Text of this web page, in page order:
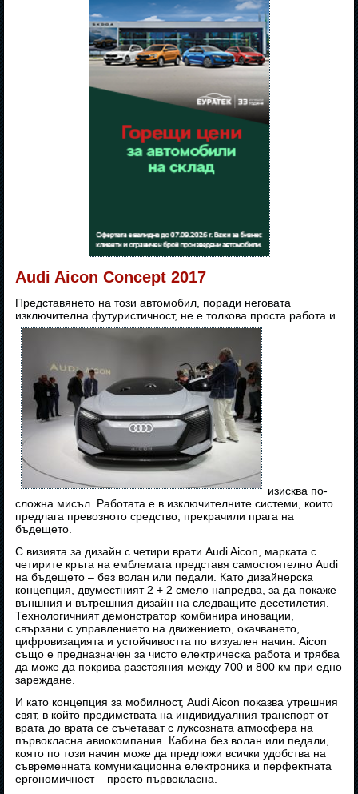
Audi Aicon Concept 2017
Представянето на този автомобил, поради неговата
изключителна футуристичност, не е толкова проста работа и
изисква по-
сложна мисъл. Работата е в изключителните системи, които
предлага превозното средство, прекрачили прага на
бъдещето.
С визията за дизайн с четири врати Audi Aicon, марката с
четирите кръга на емблемата представя самостоятелно Audi
на бъдещето – без волан или педали. Като дизайнерска
концепция, двуместният 2 + 2 смело напредва, за да покаже
външния и вътрешния дизайн на следващите десетилетия.
Технологичният демонстратор комбинира иновации,
свързани с управлението на движението, окачването,
цифровизацията и устойчивостта по визуален начин. Aicon
също е предназначен за чисто електрическа работа и трябва
да може да покрива разстояния между 700 и 800 км при едно
зареждане.
И като концепция за мобилност, Audi Aicon показва утрешния
свят, в който предимствата на индивидуалния транспорт от
врата до врата се съчетават с луксозната атмосфера на
първокласна авиокомпания. Кабина без волан или педали,
която по този начин може да предложи всички удобства на
съвременната комуникационна електроника и перфектната
ергономичност – просто първокласна.